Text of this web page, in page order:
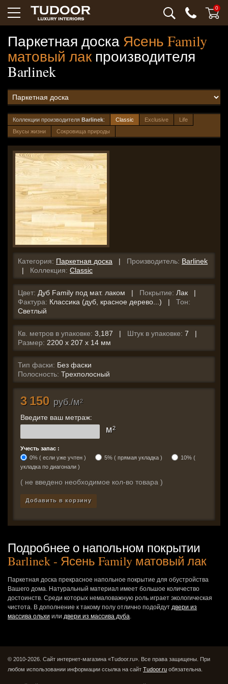
0
Паркетная доска Ясень Family
матовый лакпроизводителя
Barlinek
Коллекции производителя Barlinek: Classic Exclusive
Life
Вкусы жизни
Сокровища природы
Категория: Паркетная доска | Производитель: Barlinek
| Коллекция: Classic
Цвет: Дуб Family под мат. лаком | Покрытие: Лак |
Фактура: Классика (дуб, красное дерево...) | Тон:
Светлый
Кв. метров в упаковке: 3,187 | Штук в упаковке: 7 |
Размер: 2200 x 207 x 14 мм
Тип фаски: Без фаски
Полосность: Трехполосный
3 150 руб./м2
Введите ваш метраж:
м2
Учесть запас :
0% ( если уже учтен )
5% ( прямая укладка )
10% (
укладка по диагонали )
( не введено необходимое кол-во товара )
Добавить в корзину
Подробнее о напольном покрытии
Barlinek - Ясень Family матовый лак
Паркетная доска прекрасное напольное покрытие для обустройства
Вашего дома. Натуральный материал имеет большое количество
достоинств. Среди которых немаловажную роль играет экологическая
чистота. В дополнение к такому полу отлично подойдут двери из
массива ольхи или двери из массива дуба.
© 2010-2026. Сайт интернет-магазина «Tudoor.ru». Все права защищены. При
любом использовании информации ссылка на сайт Tudoor.ru обязательна.